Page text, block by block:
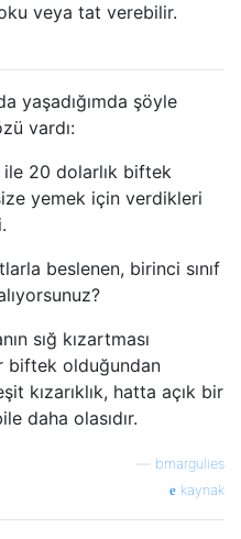
veya tat verebilir.
yaşadığımda şöyle
vardı:
20 dolarlık biftek
yemek için verdikleri
beslenen, birinci sınıf
sığ kızartması
biftek olduğundan
kızarıklık, hatta açık bir
daha olasıdır.
bmargulies
kaynak